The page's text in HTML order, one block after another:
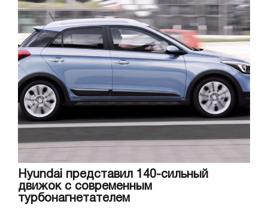
Hyundai представил 140-сильный
движок с современным
турбонагнетателем